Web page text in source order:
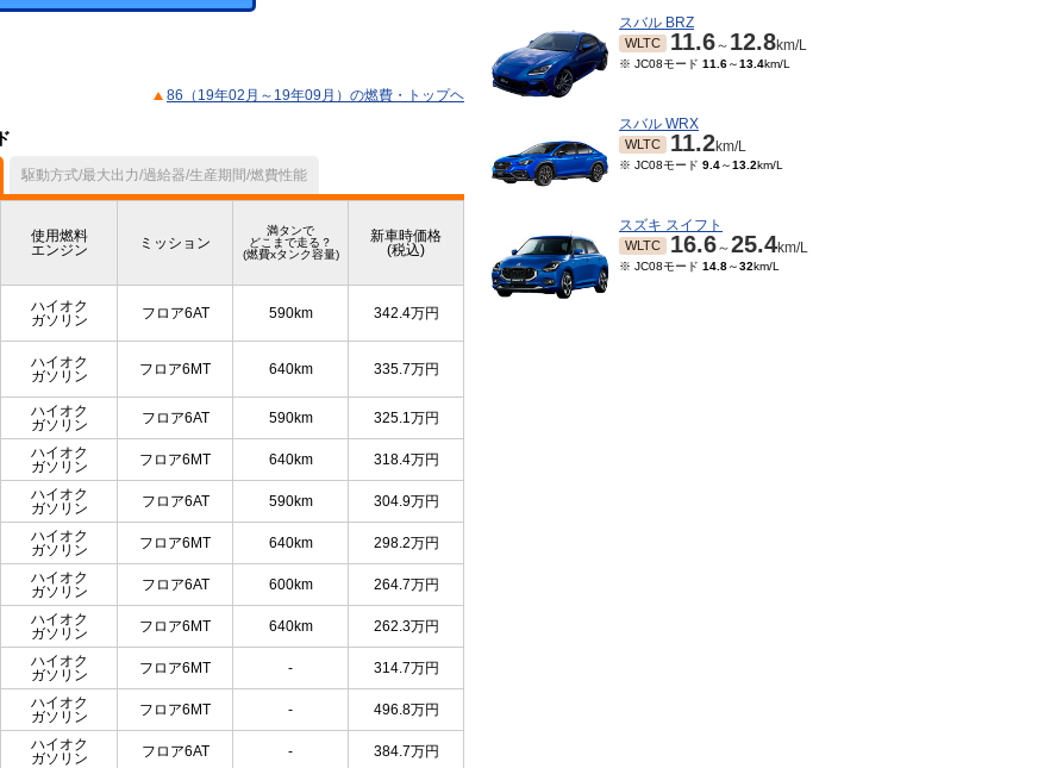
86（19年02月～19年09月）の燃費・トップヘ
駆動方式/最大出力/過給器/生産期間/燃費性能
使用燃料
エンジン
ミッション
満タンで
どこまで走る？
(燃費xタンク容量)
新車時価格
(税込)
ハイオク
ガソリン
フロア6AT 590km 342.4万円
ハイオク
ガソリン
フロア6MT 640km 335.7万円
ハイオク
ガソリン
フロア6AT 590km 325.1万円
ハイオク
ガソリン
フロア6MT 640km 318.4万円
ハイオク
ガソリン
フロア6AT 590km 304.9万円
ハイオク
ガソリン
フロア6MT 640km 298.2万円
ハイオク
ガソリン
フロア6AT 600km 264.7万円
ハイオク
ガソリン
フロア6MT 640km 262.3万円
ハイオク
ガソリン
フロア6MT - 314.7万円
ハイオク
ガソリン
フロア6MT - 496.8万円
ハイオク
ガソリン
フロア6AT - 384.7万円
スバル BRZ
WLTC 11.6～ 12.8km/L
※ JC08モード 11.6～13.4km/L
スバル WRX
WLTC 11.2km/L
※ JC08モード 9.4～13.2km/L
スズキ スイフト
WLTC 16.6～25.4km/L
※ JC08モード 14.8～32km/L